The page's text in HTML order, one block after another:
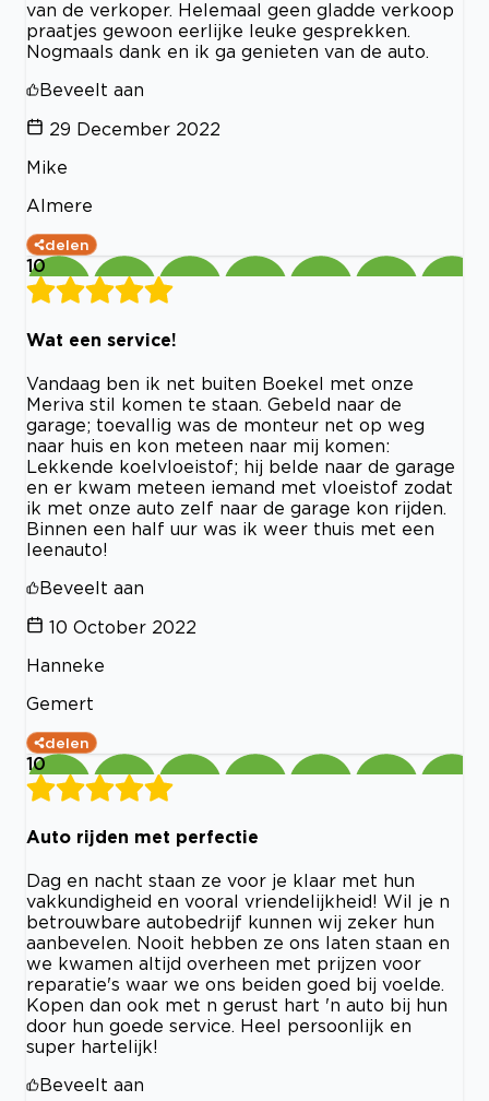
van de verkoper. Helemaal geen gladde verkoop
praatjes gewoon eerlijke leuke gesprekken.
Nogmaals dank en ik ga genieten van de auto.
Beveelt aan
29 December 2022
Mike
Almere
delen
10
Wat een service!
Vandaag ben ik net buiten Boekel met onze
Meriva stil komen te staan. Gebeld naar de
garage; toevallig was de monteur net op weg
naar huis en kon meteen naar mij komen:
Lekkende koelvloeistof; hij belde naar de garage
en er kwam meteen iemand met vloeistof zodat
ik met onze auto zelf naar de garage kon rijden.
Binnen een half uur was ik weer thuis met een
leenauto!
Beveelt aan
10 October 2022
Hanneke
Gemert
delen
10
Auto rijden met perfectie
Dag en nacht staan ze voor je klaar met hun
vakkundigheid en vooral vriendelijkheid! Wil je n
betrouwbare autobedrijf kunnen wij zeker hun
aanbevelen. Nooit hebben ze ons laten staan en
we kwamen altijd overheen met prijzen voor
reparatie's waar we ons beiden goed bij voelde.
Kopen dan ook met n gerust hart 'n auto bij hun
door hun goede service. Heel persoonlijk en
super hartelijk!
Beveelt aan